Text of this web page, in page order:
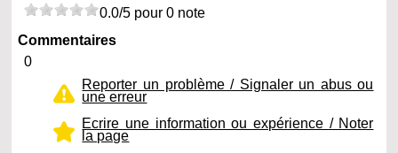
0.0/5 pour 0 note
Commentaires
0
Reporter un problème / Signaler un abus ou
une erreur
Ecrire une information ou expérience / Noter
la page